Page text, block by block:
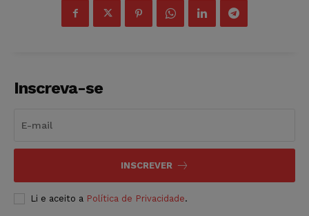
Inscreva-se
INSCREVER
Li e aceito a Política de Privacidade.